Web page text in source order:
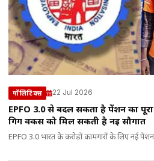
पॉलिटिक्स 22 Jul 2026
EPFO 3.0 से बदल सकता है पेंशन का पूरा
गिग वर्कर्स को मिल सकती है नई सौगात
EPFO 3.0 भारत के करोड़ों कामगारों के लिए नई पेंशन